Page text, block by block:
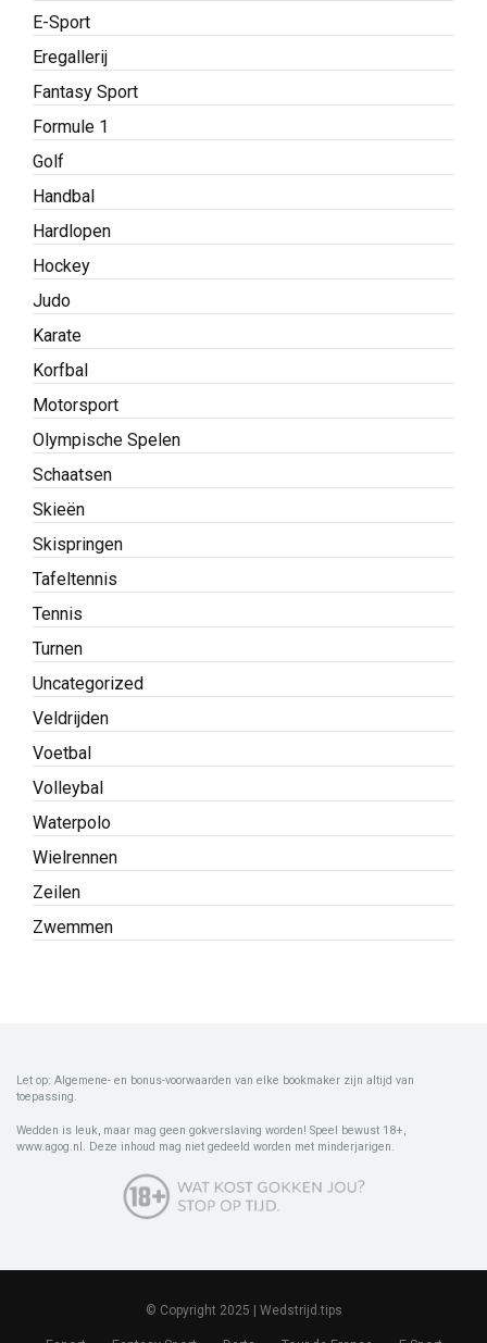
E-Sport
Eregallerij
Fantasy Sport
Formule 1
Golf
Handbal
Hardlopen
Hockey
Judo
Karate
Korfbal
Motorsport
Olympische Spelen
Schaatsen
Skieën
Skispringen
Tafeltennis
Tennis
Turnen
Uncategorized
Veldrijden
Voetbal
Volleybal
Waterpolo
Wielrennen
Zeilen
Zwemmen
Let op: Algemene- en bonus-voorwaarden van elke bookmaker zijn altijd van
toepassing.
Wedden is leuk, maar mag geen gokverslaving worden! Speel bewust 18+,
www.agog.nl. Deze inhoud mag niet gedeeld worden met minderjarigen.
© Copyright 2025 | Wedstrijd.tips